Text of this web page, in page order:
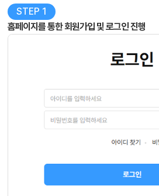
STEP 1
홈페이지를 통한 회원가입 및 로그인 진행